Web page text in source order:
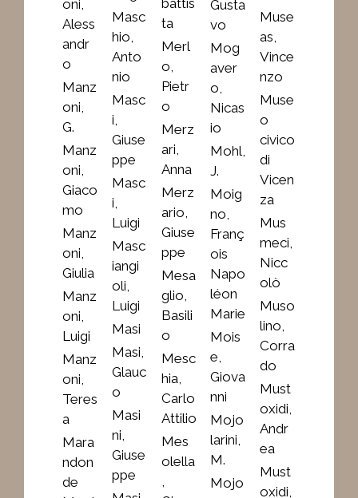
oni,
Aless
andr
o
Manz
oni,
G.
Manz
oni,
Giaco
mo
Manz
oni,
Giulia
Manz
oni,
Luigi
Manz
oni,
Teres
a
Mara
ndon
de
Masc
hio,
Anto
nio
Masc
i,
Giuse
ppe
Masc
i,
Luigi
Masc
iangi
oli,
Luigi
Masi
Masi,
Glauc
o
Masi
ni,
Giuse
ppe
ta
Merl
o,
Pietr
o
Merz
ari,
Anna
Merz
ario,
Giuse
ppe
Mesa
glio,
Basili
o
Mesc
hia,
Carlo
Attilio
Mes
olella
Gusta
vo
Mog
aver
o,
Nicas
io
Mohl,
J.
Moig
no,
Franç
ois
Napo
léon
Marie
Mois
e,
Giova
nni
Mojo
larini,
M.
Mojo
Muse
as,
Vince
nzo
Muse
o
civico
di
Vicen
za
Mus
meci,
Nicc
olò
Muso
lino,
Corra
do
Must
oxidi,
Andr
ea
Must
oxidi,